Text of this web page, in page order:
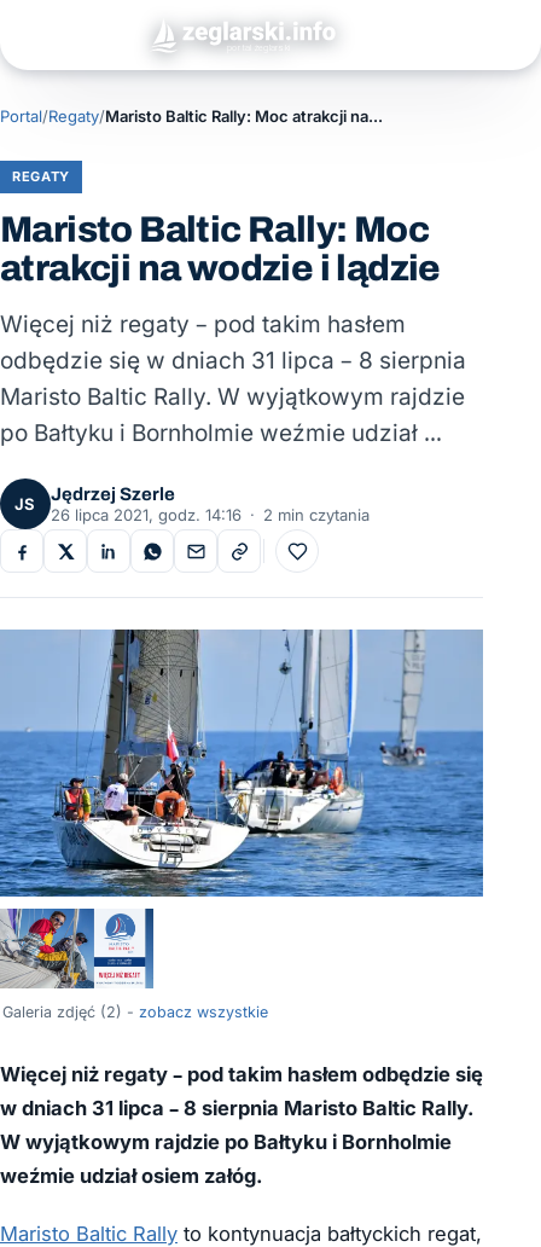
Portal/Regaty/ Maristo Baltic Rally: Moc atrakcji na wodzie i lądzie
REGATY
Maristo Baltic Rally: Moc
atrakcji na wodzie i lądzie
Więcej niż regaty – pod takim hasłem
odbędzie się w dniach 31 lipca – 8 sierpnia
Maristo Baltic Rally. W wyjątkowym rajdzie
po Bałtyku i Bornholmie weźmie udział …
JS
Jędrzej Szerle
26 lipca 2021, godz. 14:16 · 2 min czytania
Do ulubionych
Galeria zdjęć (2) - zobacz wszystkie
Więcej niż regaty – pod takim hasłem odbędzie się
w dniach 31 lipca – 8 sierpnia Maristo Baltic Rally.
W wyjątkowym rajdzie po Bałtyku i Bornholmie
weźmie udział osiem załóg.
Maristo Baltic Rally to kontynuacja bałtyckich regat,